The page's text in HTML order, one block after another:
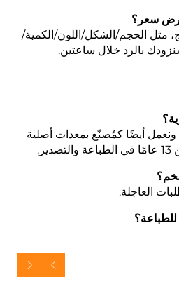
سعر؟
مثل الحجم/الشكل/اللون/الكمية/
بالرد خلال ساعتين.
بنسبة 100%، ونعمل أيضًا كمُصنّع بمعدات أصلية
للطباعة؟